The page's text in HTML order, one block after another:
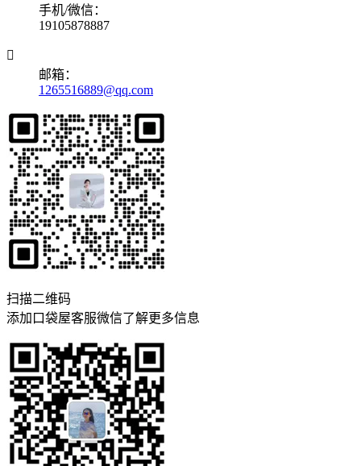
手机/微信：
19105878887

邮箱：
1265516889@qq.com
扫描二维码
添加口袋屋客服微信了解更多信息